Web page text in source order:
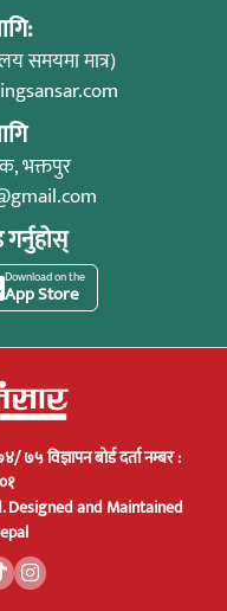
समयमा मात्र)
भक्तपुर
गर्नुहोस्
Download on the
App Store
७५ विज्ञापन बोर्ड दर्ता नम्बर :
Designed and Maintained